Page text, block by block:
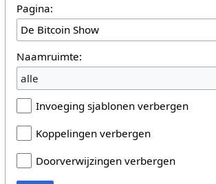
Pagina:
Naamruimte:
alle
Invoeging sjablonen verbergen
Koppelingen verbergen
Doorverwijzingen verbergen